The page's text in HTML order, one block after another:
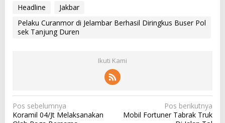
Headline
Jakbar
Pelaku Curanmor di Jelambar Berhasil Diringkus Buser Pol
sek Tanjung Duren
Ikuti Kami
N
a
Pos sebelumnya
Koramil 04/Jt Melaksanakan
Pos berikutnya
Mobil Fortuner Tabrak Truk